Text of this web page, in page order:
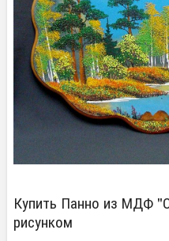
Купить Панно из МДФ
рисунком